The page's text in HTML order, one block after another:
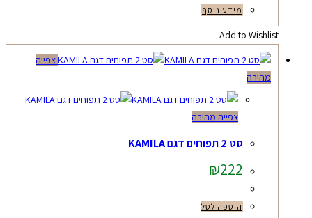
מידע נוסף
Add to Wishlist
צפייה
מהירה
צפייה מהירה
סט 2 תפוחים דגם KAMILA
₪222
הוספה לסל